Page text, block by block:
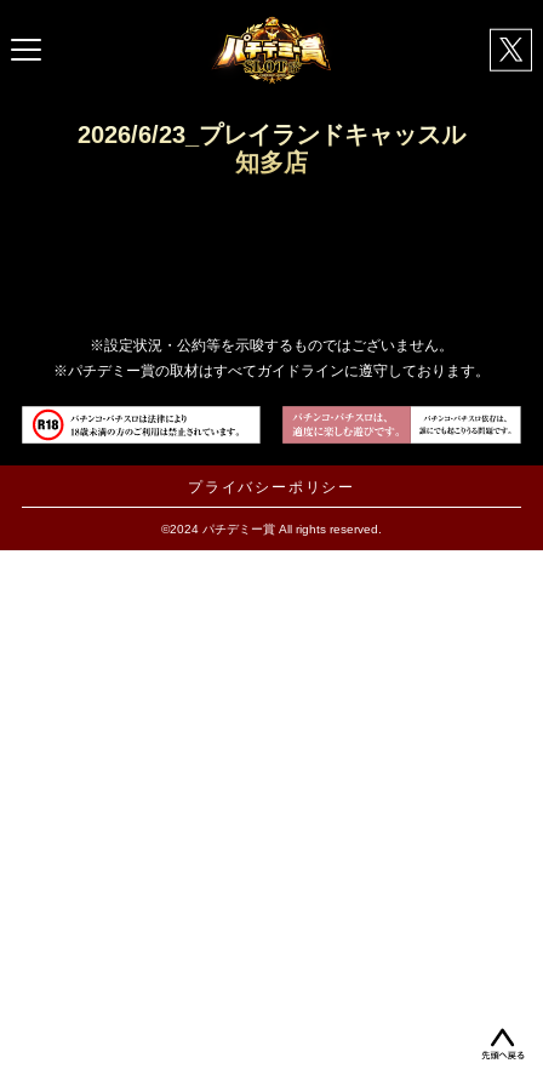
2026/6/23_プレイランドキャッスル
知多店
※設定状況・公約等を示唆するものではございません。
※パチデミー賞の取材はすべてガイドラインに遵守しております。
プライバシーポリシー
©2024 パチデミー賞 All rights reserved.